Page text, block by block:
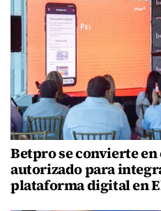
Betpro se convierte
autorizado para
plataforma digital en